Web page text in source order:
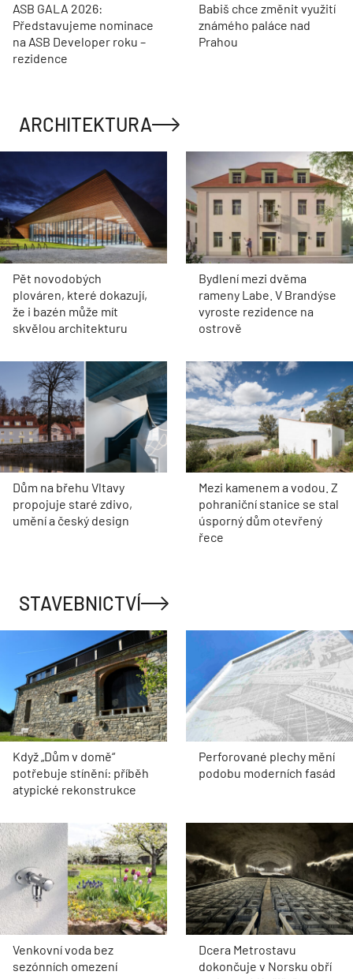
ASB GALA 2026:
Představujeme nominace
na ASB Developer roku –
rezidence
Babiš chce změnit využití
známého paláce nad
Prahou
ARCHITEKTURA
Pět novodobých
plováren, které dokazují,
že i bazén může mít
skvělou architekturu
Bydlení mezi dvěma
rameny Labe. V Brandýse
vyroste rezidence na
ostrově
Dům na břehu Vltavy
propojuje staré zdivo,
umění a český design
Mezi kamenem a vodou. Z
pohraniční stanice se stal
úsporný dům otevřený
řece
STAVEBNICTVÍ
Když „Dům v domě“
potřebuje stínění: příběh
atypické rekonstrukce
Perforované plechy mění
podobu moderních fasád
Venkovní voda bez
sezónních omezení
Dcera Metrostavu
dokončuje v Norsku obří